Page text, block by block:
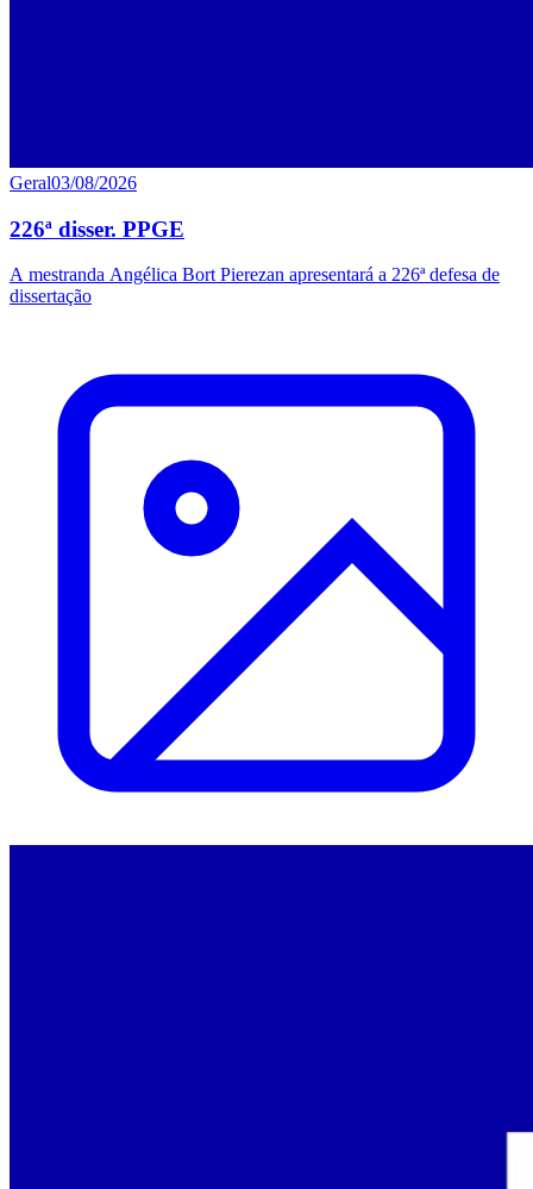
Geral03/08/2026
226ª disser. PPGE
A mestranda Angélica Bort Pierezan apresentará a 226ª defesa de
dissertação